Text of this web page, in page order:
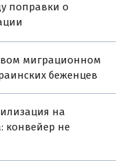
поправки о
миграционном
беженцев
на
конвейер не